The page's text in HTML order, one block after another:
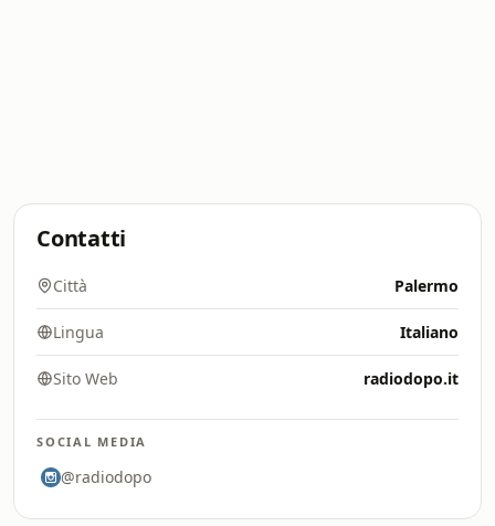
Contatti
Città Palermo
Lingua Italiano
Sito Web radiodopo.it
SOCIAL MEDIA
@radiodopo